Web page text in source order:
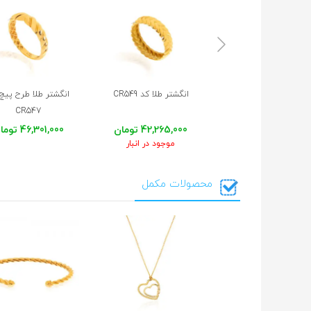
انگشتر طلا کد CR549
42,265,000 تومان
موجود در انبار
انگشتر طلا طرح
CR547
46,301,000 تومان
محصولات مکمل